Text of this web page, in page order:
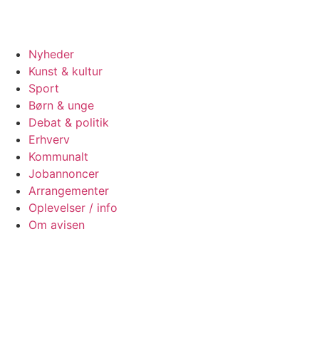
Nyheder
Kunst & kultur
Sport
Børn & unge
Debat & politik
Erhverv
Kommunalt
Jobannoncer
Arrangementer
Oplevelser / info
Om avisen